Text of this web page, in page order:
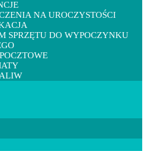
NA UROCZYSTOŚCI
SPRZĘTU DO WYPOCZYNKU